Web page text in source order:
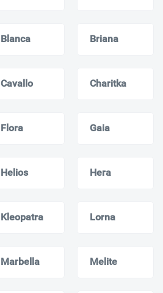
Blanca Briana
Cavallo Charitka
Flora Gaia
Helios Hera
Kleopatra Lorna
Marbella Melite